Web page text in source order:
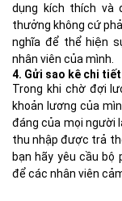
dụng kích thích và
thưởng không cứ
nghĩa để thể hiện
nhân viên của mình.
4. Gửi sao kê chi
Trong khi chờ đợi
khoản lương của
đáng của mọi người
thu nhập được trả
bạn hãy yêu cầu bộ
để các nhân viên